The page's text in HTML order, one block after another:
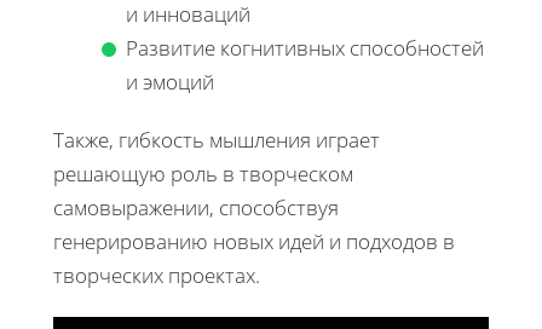
и инноваций
Развитие когнитивных способностей
и эмоций
Также, гибкость мышления играет
решающую роль в творческом
самовыражении, способствуя
генерированию новых идей и подходов в
творческих проектах.